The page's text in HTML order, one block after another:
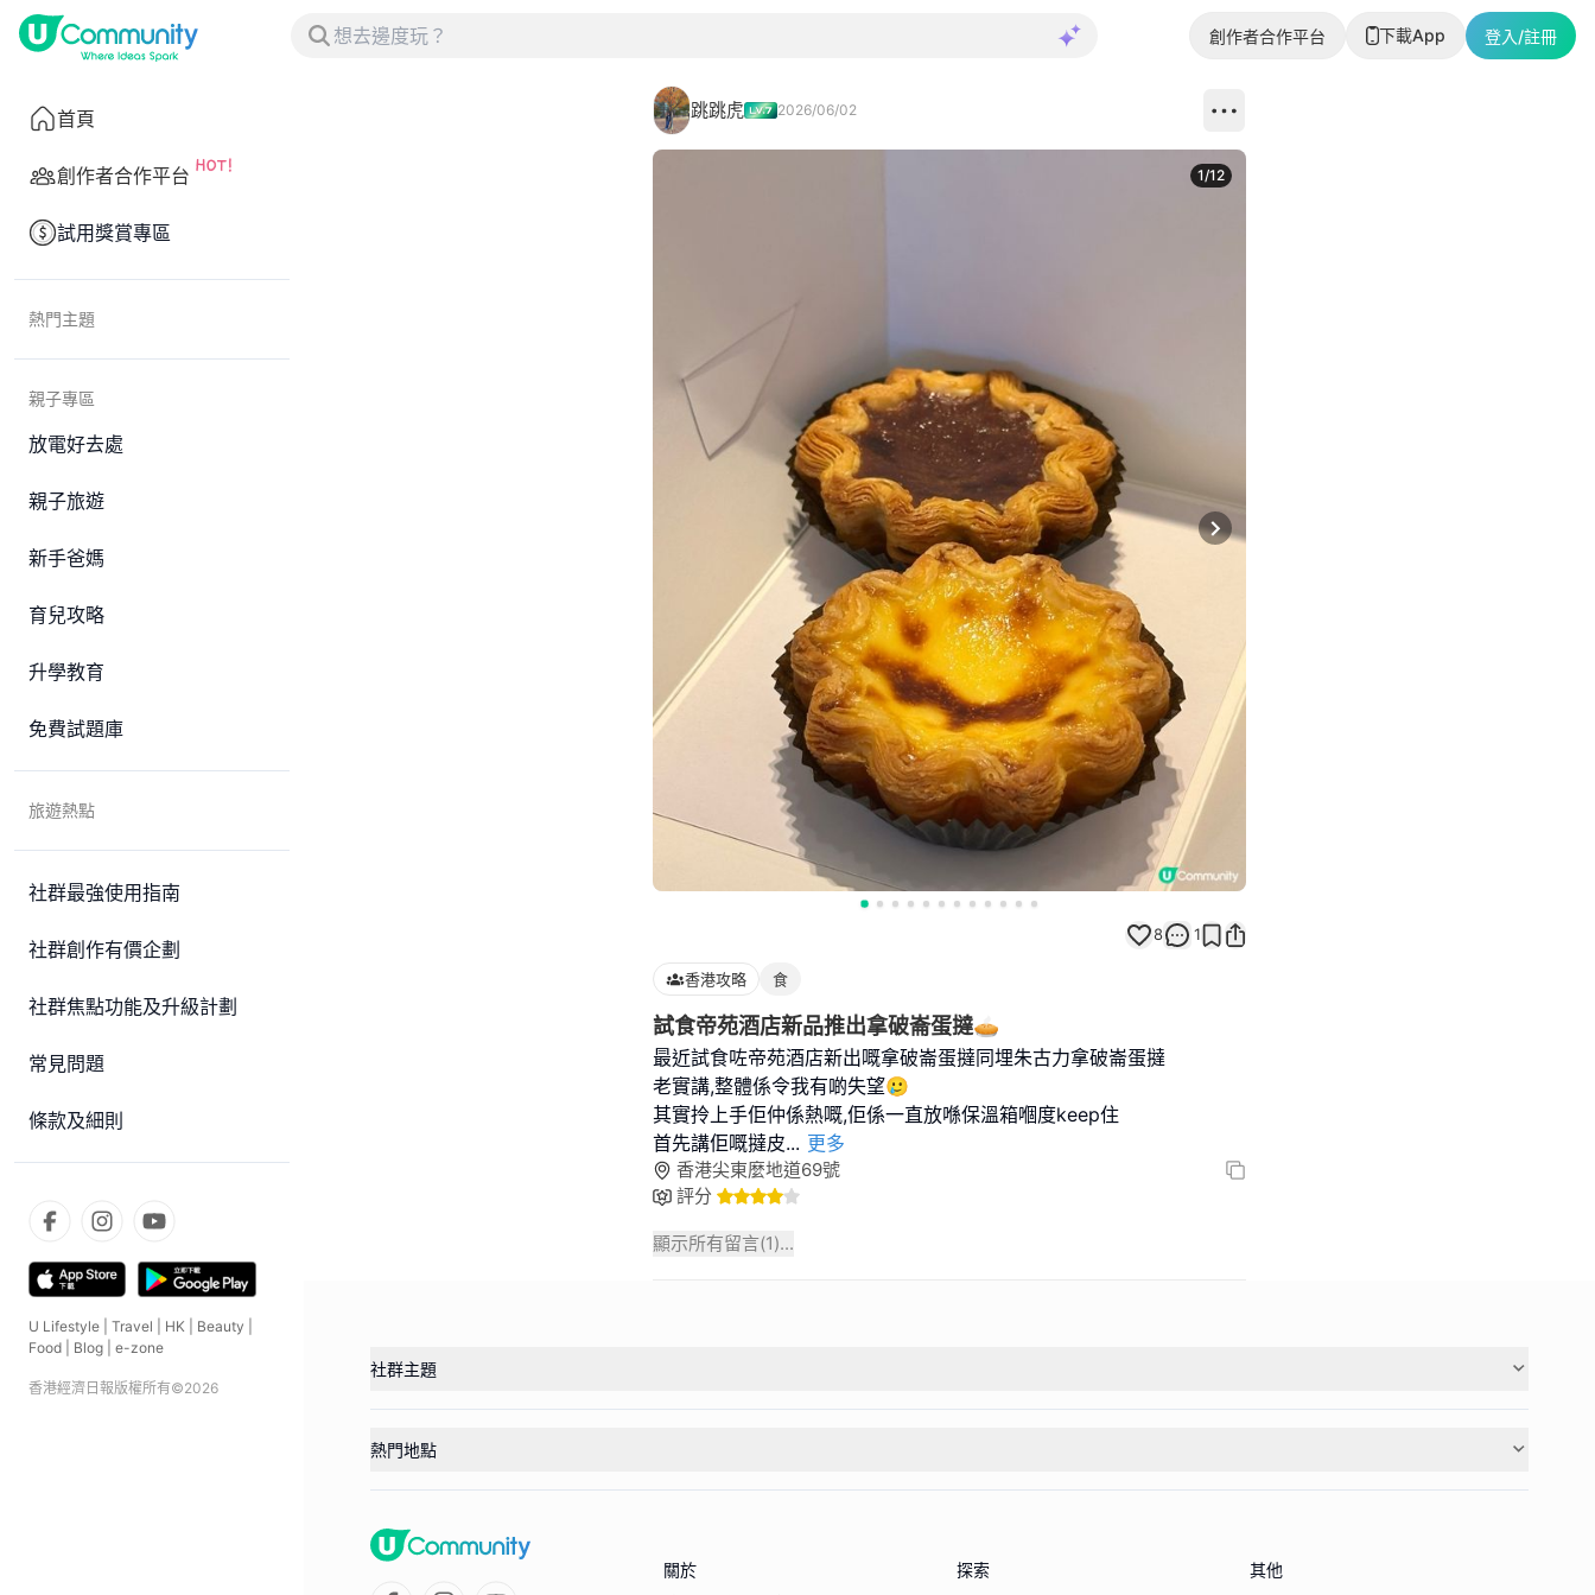
創作者合作平台 下載App 登入/註冊
首頁
創作者合作平台
試用獎賞專區
熱門主題
親子專區
放電好去處
親子旅遊
新手爸媽
育兒攻略
升學教育
免費試題庫
旅遊熱點
社群最強使用指南
社群創作有價企劃
社群焦點功能及升級計劃
常見問題
條款及細則
U Lifestyle Travel HK Beauty
Food
Blog e-zone
香港經濟日報版權所有©2026
跳跳虎 2026/06/02
Next slide
1/12
8 1
香港攻略 食
試食帝苑酒店新品推出拿破崙蛋撻🥧
最近試食咗帝苑酒店新出嘅拿破崙蛋撻同埋朱古力拿破崙蛋撻
老實講,整體係令我有啲失望🥲
其實拎上手佢仲係熱嘅,佢係一直放喺保溫箱嗰度keep住
首先講佢嘅撻皮... 更多
香港尖東麼地道69號
評分
顯示所有留言(1)...
社群主題
熱門地點
關於 探索 其他